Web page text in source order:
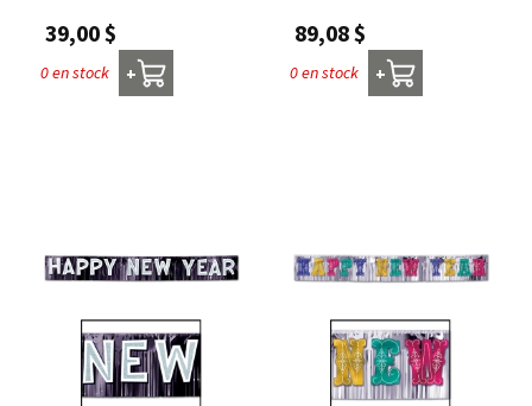
39,00 $
0 en stock +
89,08 $
0 en stock +